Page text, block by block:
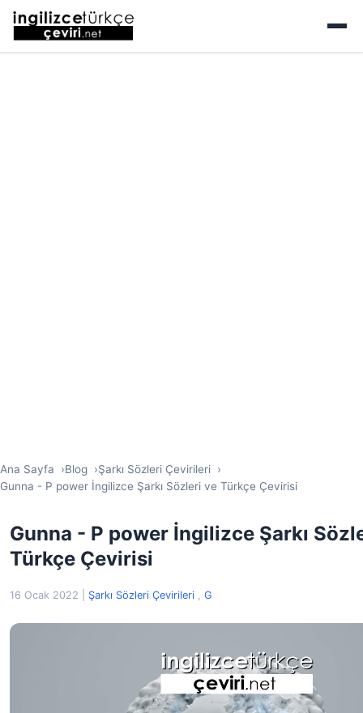
Ana Sayfa Blog
Şarkı Sözleri Çevirileri
Gunna - P power İngilizce Şarkı Sözleri ve Türkçe Çevirisi
Gunna - P power İngilizce Şarkı
Türkçe Çevirisi
16 Ocak 2022 Şarkı Sözleri Çevirileri , G